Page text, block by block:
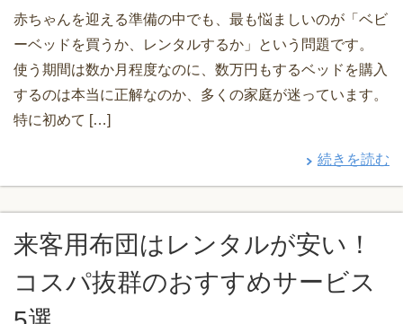
赤ちゃんを迎える準備の中でも、最も悩ましいのが「ベビ
ーベッドを買うか、レンタルするか」という問題です。
使う期間は数か月程度なのに、数万円もするベッドを購入
するのは本当に正解なのか、多くの家庭が迷っています。
特に初めて […]
続きを読む
来客用布団はレンタルが安い！
コスパ抜群のおすすめサービス